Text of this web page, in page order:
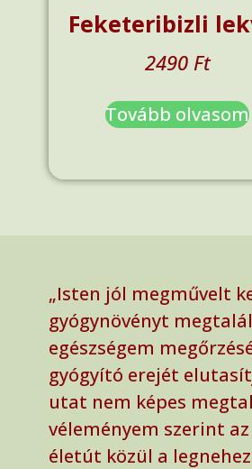
Feketeribizli
2490 Ft
Tovább olvasom
„Isten jól megművelt
gyógynövényt
egészségem
gyógyító erejét
utat nem képes
véleményem szerint
életút közül a